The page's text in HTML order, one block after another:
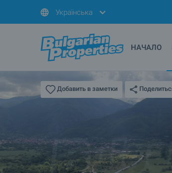
Українська
НАЧАЛО
Добавить в заметки